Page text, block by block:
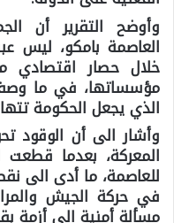
وأوضح التقرير أن
العاصمة بامكو، ليس
خلال حصار اقتصادي
مؤسساتها، في ما وصفه
الذي يجعل الحكومة
وأشار الى أن الوقود
المعركة، بعدما قطعت
للعاصمة، ما أدى الى
في حركة الجيش
مسألة أمنية الى أزمة